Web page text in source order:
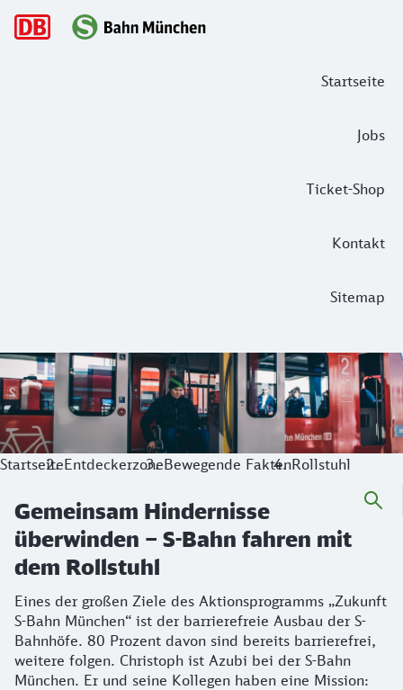
Startseite
Jobs
Ticket-Shop
Kontakt
Sitemap
Hauptnavigation
Gemeinsam Hindernisse überwinden
Eines der großen Ziele des Aktionsprogramms „Zukunft
StartseiteEntdeckerzoneBewegende FaktenRollstuhl
Gemeinsam Hindernisse
überwinden – S-Bahn fahren mit
dem Rollstuhl
Eines der großen Ziele des Aktionsprogramms „Zukunft
S-Bahn München“ ist der barrierefreie Ausbau der S-
Bahnhöfe. 80 Prozent davon sind bereits barrierefrei,
weitere folgen. Christoph ist Azubi bei der S-Bahn
München. Er und seine Kollegen haben eine Mission: